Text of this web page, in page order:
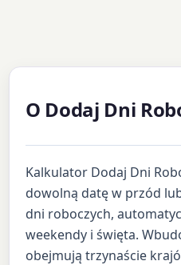
O Dodaj Dni
Kalkulator Dodaj Dni
dowolną datę w przód
dni roboczych,
weekendy i święta.
obejmują trzynaście